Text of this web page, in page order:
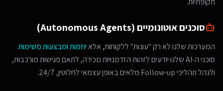
סוכנים אוטונומיים (Autonomous Agents)
המערכות שלנו לא רק "עונות" ללקוחות, אלאיוזמות ומבצעות משימות.
סוכני ה-AI שלנו יודעים לזהות הזדמנויות מכירה, לתאם פגישות מורכבות,
ולנהל תהליכי Follow-up מלאים באופן עצמאי לחלוטין, 24/7.